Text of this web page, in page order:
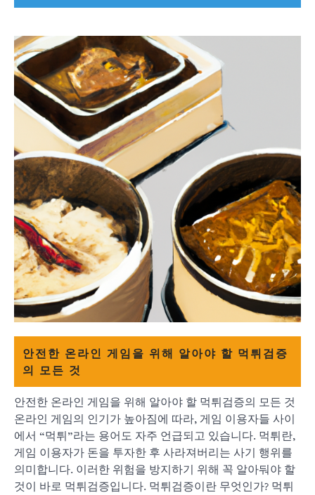
안전한 온라인 게임을 위해 알아야 할 먹튀검증
의 모든 것
안전한 온라인 게임을 위해 알아야 할 먹튀검증의 모든 것
온라인 게임의 인기가 높아짐에 따라, 게임 이용자들 사이
에서 “먹튀”라는 용어도 자주 언급되고 있습니다. 먹튀란,
게임 이용자가 돈을 투자한 후 사라져버리는 사기 행위를
의미합니다. 이러한 위험을 방지하기 위해 꼭 알아둬야 할
것이 바로 먹튀검증입니다. 먹튀검증이란 무엇인가? 먹튀